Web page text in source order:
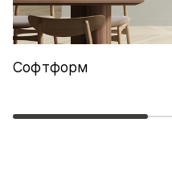
Софтформ